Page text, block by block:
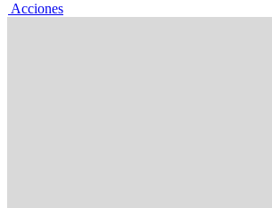
Acciones